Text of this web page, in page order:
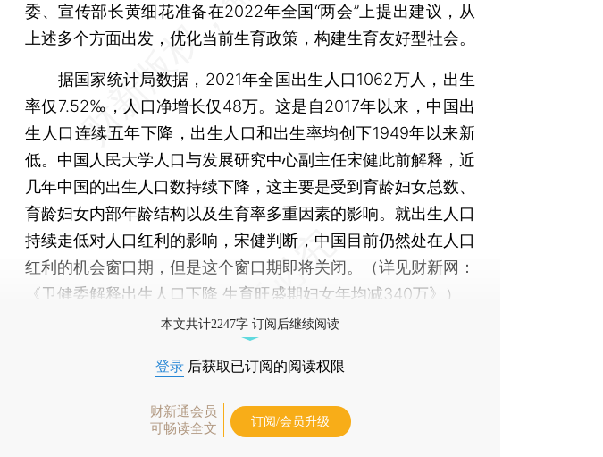
委、宣传部长黄细花准备在2022年全国“两会”上提出建议，从
上述多个方面出发，优化当前生育政策，构建生育友好型社会。
据国家统计局数据，2021年全国出生人口1062万人，出生
率仅7.52‰，人口净增长仅48万。这是自2017年以来，中国出
生人口连续五年下降，出生人口和出生率均创下1949年以来新
低。中国人民大学人口与发展研究中心副主任宋健此前解释，近
几年中国的出生人口数持续下降，这主要是受到育龄妇女总数、
育龄妇女内部年龄结构以及生育率多重因素的影响。就出生人口
持续走低对人口红利的影响，宋健判断，中国目前仍然处在人口
红利的机会窗口期，但是这个窗口期即将关闭。（详见财新网：
《卫健委解释出生人口下降 生育旺盛期妇女年均减340万》）
本文共计2247字 订阅后继续阅读
登录 后获取已订阅的阅读权限
财新通会员
可畅读全文
订阅/会员升级